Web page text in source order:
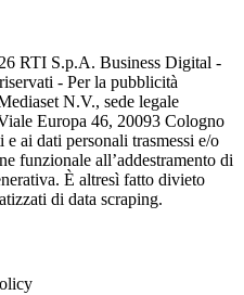
RTI S.p.A. Business Digital -
- Per la pubblicità
N.V., sede legale
Europa 46, 20093 Cologno
ai dati personali trasmessi e/o
funzionale all’addestramento di
È altresì fatto divieto
di data scraping.